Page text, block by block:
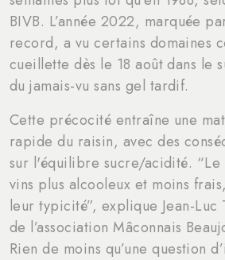
BIVB. L’année 2022, marquée
record, a vu certains domaines
cueillette dès le 18 août dans le
du jamais-vu sans gel tardif.
Cette précocité entraîne une
rapide du raisin, avec des
sur l'équilibre sucre/acidité. “Le
vins plus alcooleux et moins
leur typicité”, explique Jean-
de l’association Mâconnais
Rien de moins qu’une question